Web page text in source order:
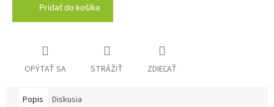
Pridať do košíka
OPÝTAŤ SA STRÁŽIŤ ZDIEĽAŤ
Popis Diskusia